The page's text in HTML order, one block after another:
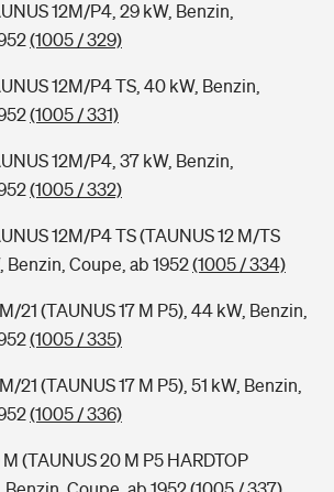
12M/P4, 29 kW, Benzin,
(1005 / 329)
12M/P4 TS, 40 kW, Benzin,
(1005 / 331)
12M/P4, 37 kW, Benzin,
(1005 / 332)
12M/P4 TS (TAUNUS 12 M/TS
Benzin, Coupe, ab 1952(1005 / 334)
21 (TAUNUS 17 M P5), 44 kW, Benzin,
(1005 / 335)
21 (TAUNUS 17 M P5), 51 kW, Benzin,
(1005 / 336)
(TAUNUS 20 M P5 HARDTOP